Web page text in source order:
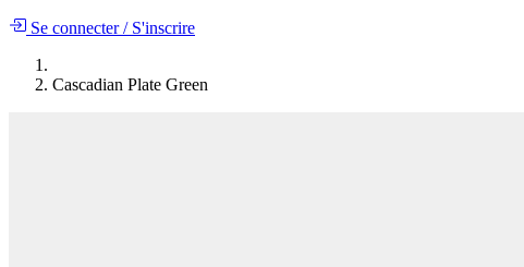
Se connecter/S'inscrire
Cascadian Plate Green